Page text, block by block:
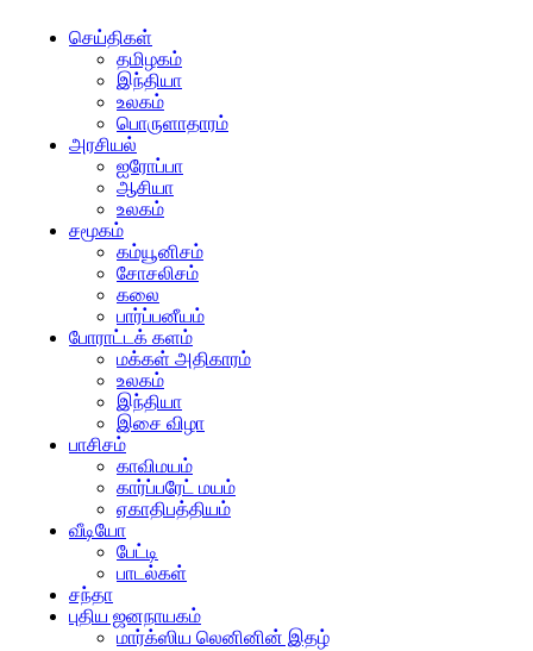
செய்திகள்
தமிழகம்
இந்தியா
உலகம்
பொருளாதாரம்
அரசியல்
ஐரோப்பா
ஆசியா
உலகம்
சமூகம்
கம்யூனிசம்
சோசலிசம்
கலை
பார்ப்பனீயம்
போராட்டக் களம்
மக்கள் அதிகாரம்
உலகம்
இந்தியா
இசை விழா
பாசிசம்
காவிமயம்
கார்ப்பரேட் மயம்
ஏகாதிபத்தியம்
வீடியோ
பேட்டி
பாடல்கள்
சந்தா
புதிய ஜனநாயகம்
மார்க்ஸிய லெனினின் இதழ்